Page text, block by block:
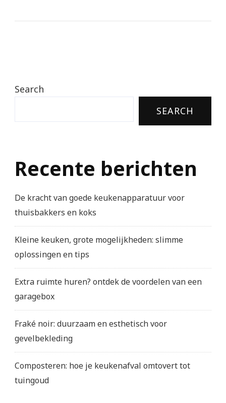
Search
SEARCH
Recente berichten
De kracht van goede keukenapparatuur voor
thuisbakkers en koks
Kleine keuken, grote mogelijkheden: slimme
oplossingen en tips
Extra ruimte huren? ontdek de voordelen van een
garagebox
Fraké noir: duurzaam en esthetisch voor
gevelbekleding
Composteren: hoe je keukenafval omtovert tot
tuingoud